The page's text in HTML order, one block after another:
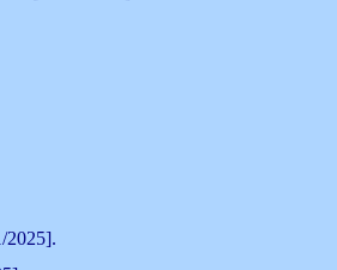
2025].